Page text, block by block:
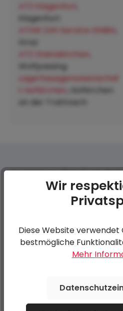
ATZ Klagenfurt
Klagenfurt:
ATSW 24h Service GMBH
ATZ Steinakirchen
Wolfpassing:
Lagerhausgenossenschaf
t Hofkirchen
, Hofkirchen
an der Trattnach:
Heckstützen (Satz) inkl.
Durchschnittliche
Bewerten Sie dieses
Bewertung schreiben
Wir
Diese Website verwendet
bestmögliche
Mehr